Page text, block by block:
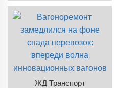
ЖД Транспорт